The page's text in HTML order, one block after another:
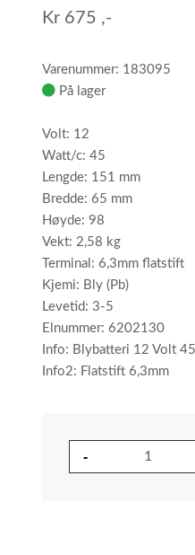
Kr 675 ,-
Varenummer: 183095
På lager
Volt: 12
Watt/c: 45
Lengde: 151 mm
Bredde: 65 mm
Høyde: 98
Vekt: 2,58 kg
Terminal: 6,3mm flatstift
Kjemi: Bly (Pb)
Levetid: 3-5
Elnummer: 6202130
Info: Blybatteri 12 Volt
Info2: Flatstift 6,3mm